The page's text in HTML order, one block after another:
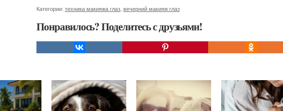
Категории: техника макияжа глаз вечерний макияж глаз
Понравилось? Поделитесь с друзьями!